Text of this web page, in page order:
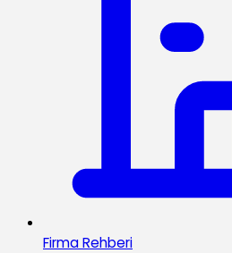
Firma Rehberi